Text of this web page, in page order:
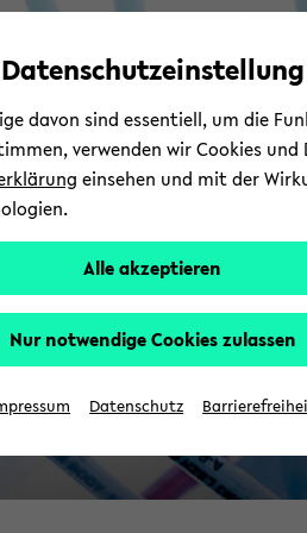
Automatische
vermeiden
zum
wechseln
zum
wechseln
zum
wechseln
Datenschutzeinstellung
davon sind essentiell, um die
verwenden wir Cookies
einsehen und mit der
Alle akzeptieren
Nur notwendige Cookies zulassen
Datenschutz